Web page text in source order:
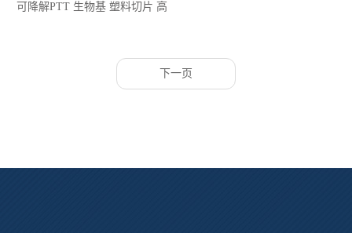
可降解PTT 生物基 塑料切片 高
下一页